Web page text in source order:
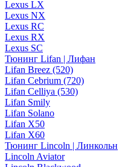
Lexus LX
Lexus NX
Lexus RC
Lexus RX
Lexus SC
Тюнинг Lifan | Лифан
Lifan Breez (520)
Lifan Cebrium (720)
Lifan Celliya (530)
Lifan Smily
Lifan Solano
Lifan X50
Lifan X60
Тюнинг Lincoln | Линкольн
Lincoln Aviator